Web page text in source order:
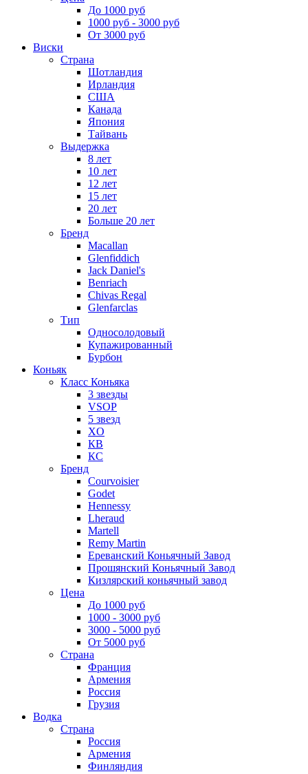
До 1000 руб
1000 руб - 3000 руб
От 3000 руб
Виски
Страна
Шотландия
Ирландия
США
Канада
Япония
Тайвань
Выдержка
8 лет
10 лет
12 лет
15 лет
20 лет
Больше 20 лет
Бренд
Macallan
Glenfiddich
Jack Daniel's
Benriach
Chivas Regal
Glenfarclas
Тип
Односолодовый
Купажированный
Бурбон
Коньяк
Класс Коньяка
3 звезды
VSOP
5 звезд
XO
КВ
КС
Бренд
Courvoisier
Godet
Hennessy
Lheraud
Martell
Remy Martin
Ереванский Коньячный Завод
Прошянский Коньячный Завод
Кизлярский коньячный завод
Цена
До 1000 руб
1000 - 3000 руб
3000 - 5000 руб
От 5000 руб
Страна
Франция
Армения
Россия
Грузия
Водка
Страна
Россия
Армения
Финляндия